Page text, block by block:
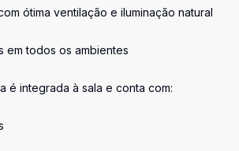
ótima ventilação e iluminação natural
em todos os ambientes
é integrada à sala e conta com: